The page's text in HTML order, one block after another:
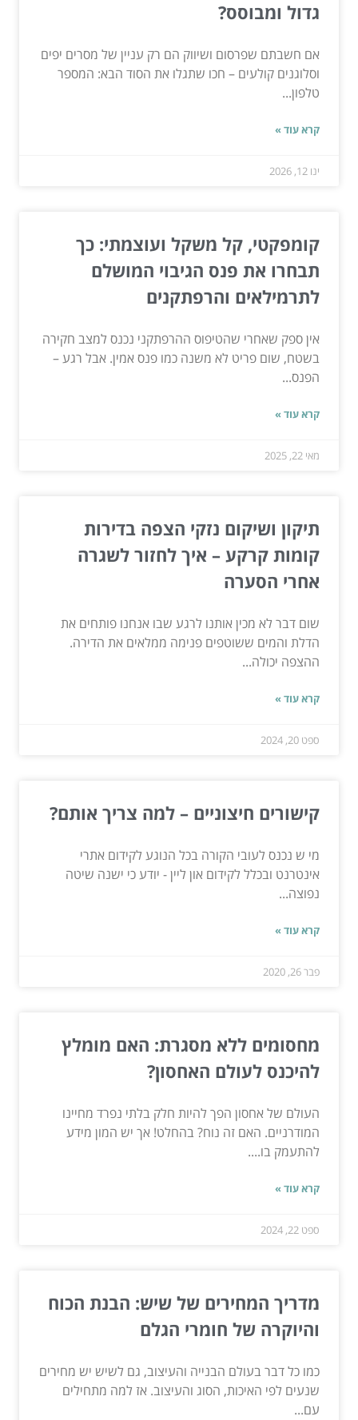
גדול ומבוסס?
אם חשבתם שפרסום ושיווק הם רק עניין של מסרים יפים
וסלוגנים קולעים – חכו שתגלו את הסוד הבא: המספר
טלפון...
קרא עוד »
ינו 12, 2026
קומפקטי, קל משקל ועוצמתי: כך
תבחרו את פנס הגיבוי המושלם
לתרמילאים והרפתקנים
אין ספק שאחרי שהטיפוס ההרפתקני נכנס למצב חקירה
בשטח, שום פריט לא משנה כמו פנס אמין. אבל רגע –
הפנס...
קרא עוד »
מאי 22, 2025
תיקון ושיקום נזקי הצפה בדירות
קומות קרקע – איך לחזור לשגרה
אחרי הסערה
שום דבר לא מכין אותנו לרגע שבו אנחנו פותחים את
הדלת והמים ששוטפים פנימה ממלאים את הדירה.
ההצפה יכולה...
קרא עוד »
ספט 20, 2024
קישורים חיצוניים – למה צריך אותם?
מי ש נכנס לעובי הקורה בכל הנוגע לקידום אתרי
אינטרנט ובכלל לקידום און ליין - יודע כי ישנה שיטה
נפוצה...
קרא עוד »
פבר 26, 2020
מחסומים ללא מסגרת: האם מומלץ
להיכנס לעולם האחסון?
העולם של אחסון הפך להיות חלק בלתי נפרד מחיינו
המודרניים. האם זה נוח? בהחלט! אך יש המון מידע
להתעמק בו....
קרא עוד »
ספט 22, 2024
מדריך המחירים של שיש: הבנת הכוח
והיוקרה של חומרי הגלם
כמו כל דבר בעולם הבנייה והעיצוב, גם לשיש יש מחירים
שנעים לפי האיכות, הסוג והעיצוב. אז למה מתחילים
עם...